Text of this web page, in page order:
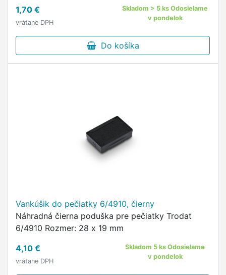
1,70 €
vrátane DPH
Skladom > 5 ks Odosielame
v pondelok
Do košíka
Vankúšik do pečiatky 6/4910, čierny
Náhradná čierna poduška pre pečiatky Trodat
6/4910 Rozmer: 28 x 19 mm
4,10 €
vrátane DPH
Skladom 5 ks Odosielame
v pondelok